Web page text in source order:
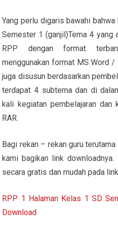
Yang perlu digaris bawahi
Semester 1 (ganjil)Tema 4 yang
RPP dengan format
menggunakan format MS Word
juga disusun berdasarkan
terdapat 4 subtema dan di
kali kegiatan pembelajaran
RAR.
Bagi rekan – rekan guru
kami bagikan link
secara gratis dan mudah pada
RPP 1 Halaman Kelas 1 SD
Download